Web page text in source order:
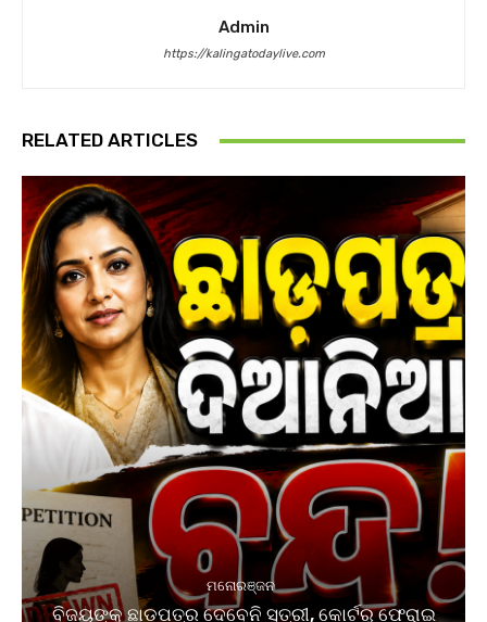
Admin
https://kalingatodaylive.com
RELATED ARTICLES
ମନୋରଞ୍ଜନ
ବିଜୟଙ୍କୁ ଛାଡ଼ପତ୍ର ଦେବେନି ସ୍ତ୍ରୀ, କୋର୍ଟରୁ ଫେରାଇ